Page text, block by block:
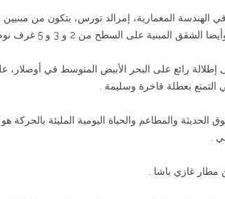
و 3 و 5 غرف نوم. هناك أيضا 4 شقق بنتهاوس مع ساونا خاصة.
بعطلة فاخرة وسليمة .
الحديثة والمطاعم والحياة اليومية المليئة
.